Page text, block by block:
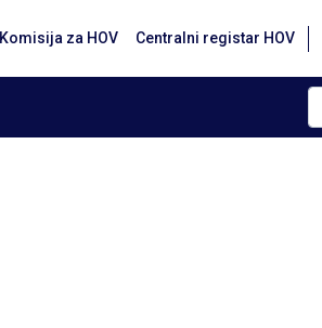
Komisija za HOV Centralni registar HOV